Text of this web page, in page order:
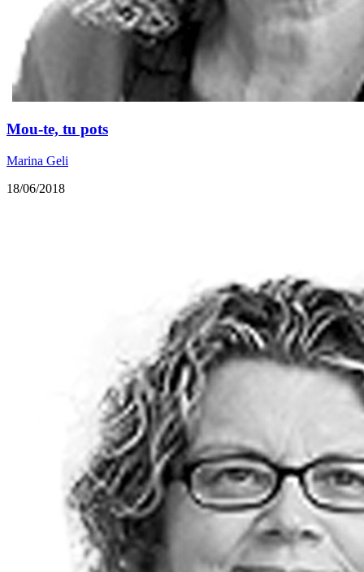
Mou-te, tu pots
Marina Geli
18/06/2018